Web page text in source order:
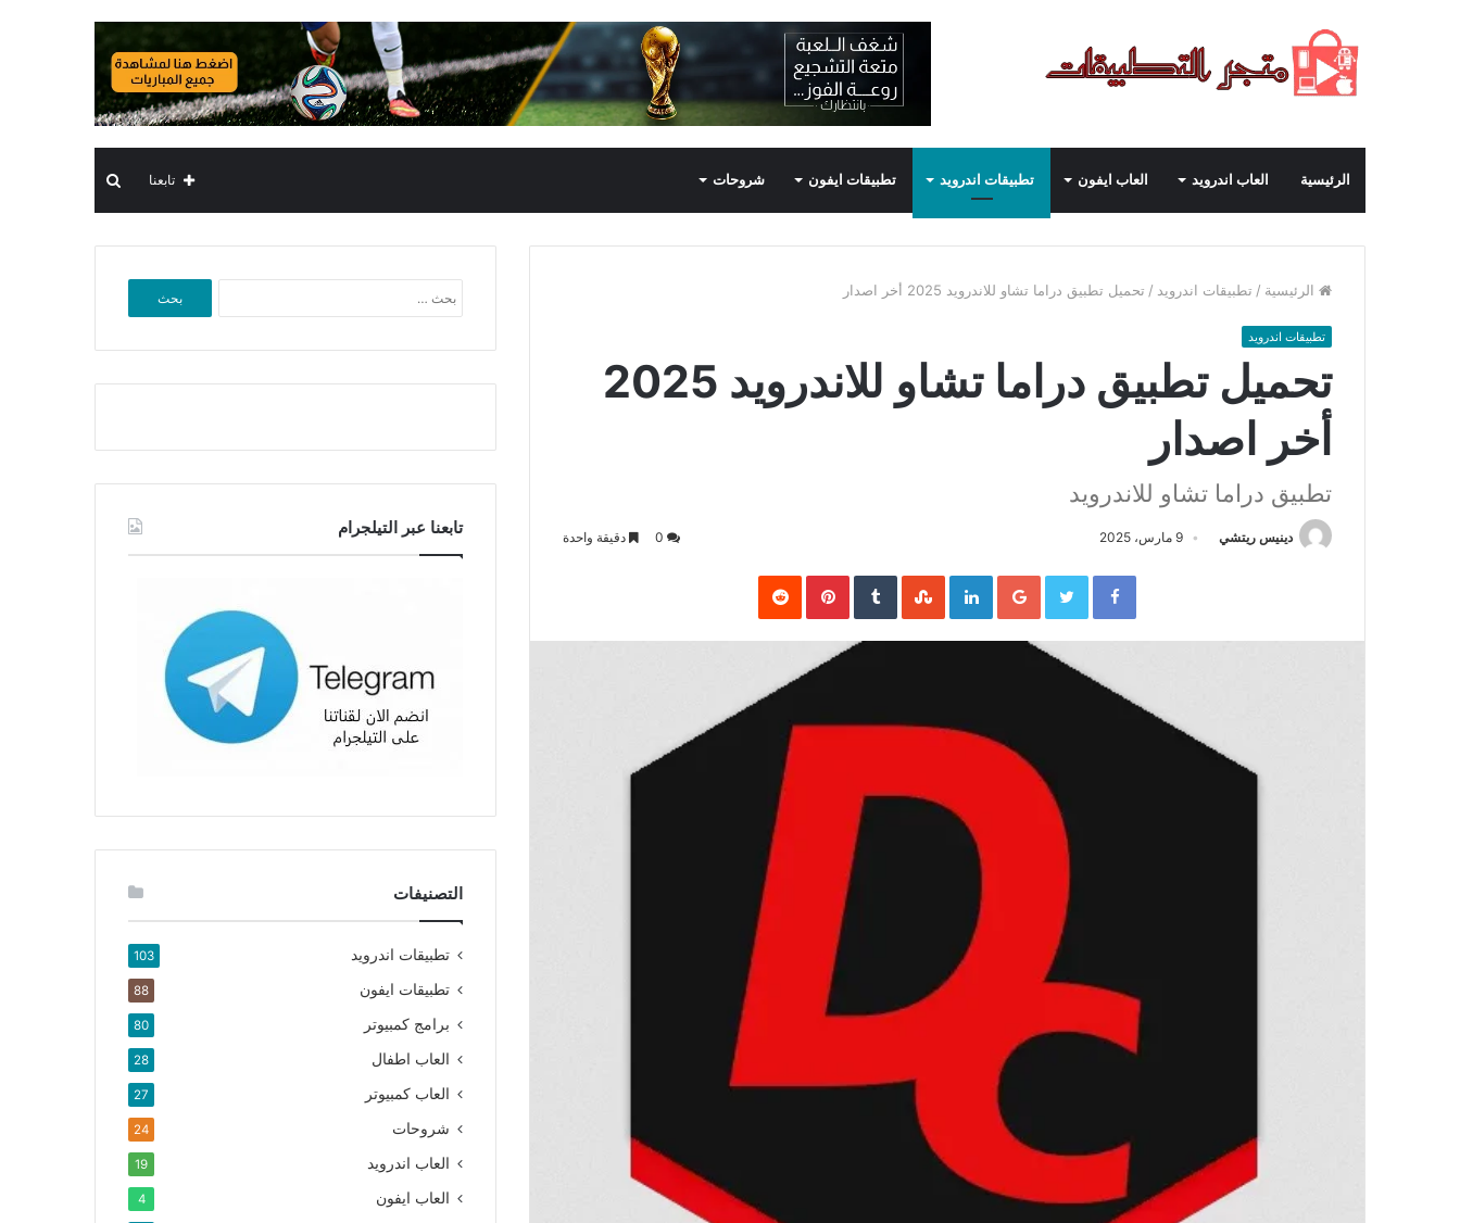
الرئيسية العاب اندرويد العاب ايفون تطبيقات اندرويد تطبيقات ايفون شروحات بحث
عن
تابعنا
الرئيسية / تطبيقات اندرويد / تحميل تطبيق دراما تشاو للاندرويد 2025 أخر اصدار
تطبيقات اندرويد
تحميل تطبيق دراما تشاو للاندرويد 2025
أخر اصدار
تطبيق دراما تشاو للاندرويد
دينيس ريتشي 9 مارس، 2025 دقيقة واحدة
Facebook
Twitter
Google+
LinkedIn
Pinterest
عن:
تابعنا عبر التيلجرام
التصنيفات
تطبيقات اندرويد 103
تطبيقات ايفون 88
برامج كمبيوتر 80
العاب اطفال 28
العاب كمبيوتر 27
شروحات 24
العاب اندرويد 19
العاب ايفون 4